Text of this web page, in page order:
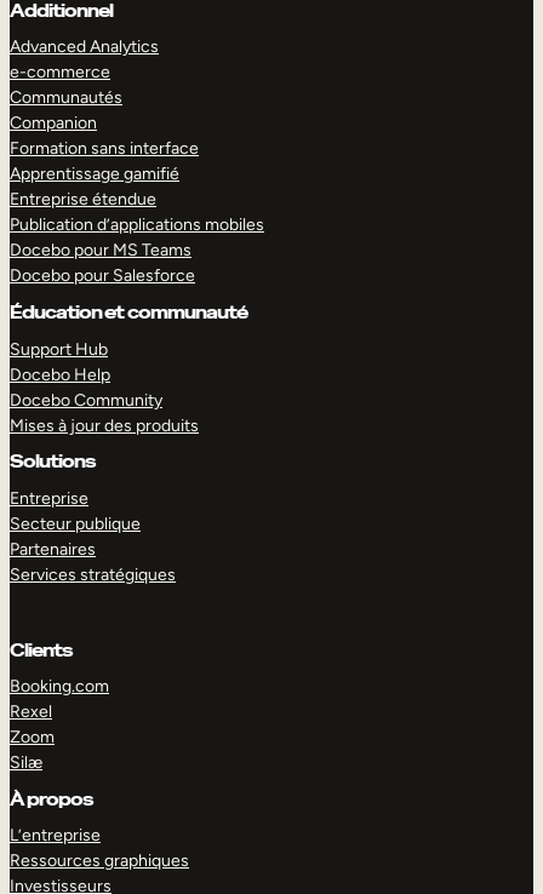
Additionnel
Advanced Analytics
e-commerce
Communautés
Companion
Formation sans interface
Apprentissage gamifié
Entreprise étendue
Publication d’applications mobiles
Docebo pour MS Teams
Docebo pour Salesforce
Éducation et communauté
Support Hub
Docebo Help
Docebo Community
Mises à jour des produits
Solutions
Entreprise
Secteur publique
Partenaires
Services stratégiques
Clients
Booking.com
Rexel
Zoom
Silæ
À propos
L’entreprise
Ressources graphiques
Investisseurs